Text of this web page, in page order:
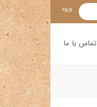
ورود
تماس با ما